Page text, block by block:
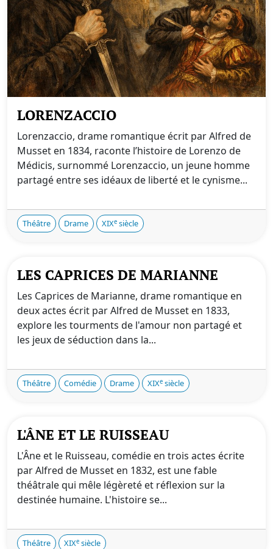
LORENZACCIO
Lorenzaccio, drame romantique écrit par Alfred de
Musset en 1834, raconte l’histoire de Lorenzo de
Médicis, surnommé Lorenzaccio, un jeune homme
partagé entre ses idéaux de liberté et le cynisme...
Théâtre Drame XIXe siècle
LES CAPRICES DE MARIANNE
Les Caprices de Marianne, drame romantique en
deux actes écrit par Alfred de Musset en 1833,
explore les tourments de l'amour non partagé et
les jeux de séduction dans la...
Théâtre Comédie Drame XIXe siècle
L'ÂNE ET LE RUISSEAU
L'Âne et le Ruisseau, comédie en trois actes écrite
par Alfred de Musset en 1832, est une fable
théâtrale qui mêle légèreté et réflexion sur la
destinée humaine. L'histoire se...
Théâtre XIXe siècle